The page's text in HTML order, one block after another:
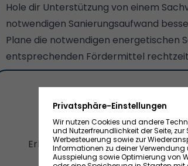
Hole dir Unterstützung von einem
notwendigen Sanierungsaufwand
Plane die notwendigen energetischen
entsprechenden Fördermittel
Jetzt
Erhalte jetzt einenÜberblick
Kosten